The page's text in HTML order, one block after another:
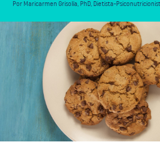
Por Maricarmen Grisolía, PhD, Dietista-